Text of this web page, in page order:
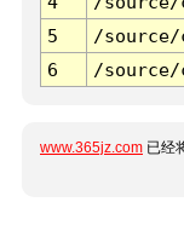
5
/
6
/
www.365jz.com 已经